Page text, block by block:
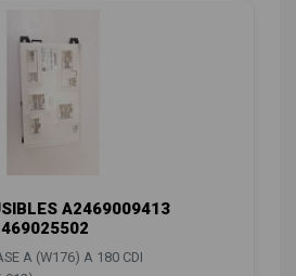
A2469009413
A (W176) A 180 CDI